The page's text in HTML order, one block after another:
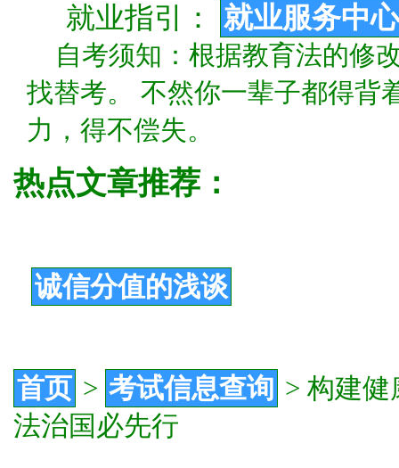
就业指引： 就业服务中心
自考须知：根据教育法的修
找替考。 不然你一辈子都得背
力，得不偿失。
热点文章推荐：
诚信分值的浅谈
首页 > 考试信息查询 > 构建健
法治国必先行